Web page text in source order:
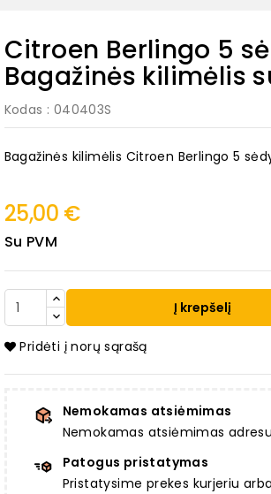
Citroen Berlingo 5
Bagažinės kilimėlis
Kodas : 040403S
Bagažinės kilimėlis Citroen Berlingo 5
25,00 €
Su PVM
Į krepšelį
Pridėti į norų sąrašą
Nemokamas atsiėmimas
Nemokamas atsiėmimas adresu
Patogus pristatymas
Pristatysime prekes kurjeriu